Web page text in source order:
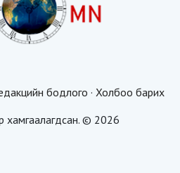
бодлого · Холбоо барих
хамгаалагдсан. © 2026